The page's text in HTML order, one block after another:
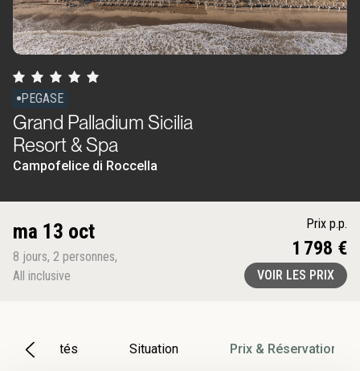
PEGASE
Grand Palladium Sicilia
Resort & Spa
Campofelice di Roccella
ma 13 oct
8 jours, 2 personnes,
All inclusive
Prix p.p.
1 798 €
VOIR LES PRIX
Particularités Situation Prix & Réservation